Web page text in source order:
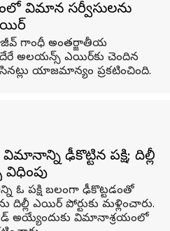
విమాన సర్వీసులను
గాంధీ అంతర్జాతీయ
అలయన్స్ ఎయిర్‌కు చెందిన
యాజమాన్యం ప్రకటించింది.
ఢీకొట్టిన పక్షి; దిల్లీ
ఓ పక్షి బలంగా ఢీకొట్టడంతో
ఎయిర్ పోర్టుకు మళ్లించారు.
అయ్యేందుకు విమానాశ్రయంలో